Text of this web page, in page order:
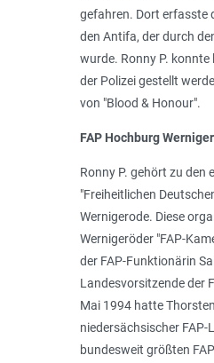
gefahren. Dort erfasste
den Antifa, der durch
wurde. Ronny P.
der Polizei gestellt
von "Blood & Honour".
FAP Hochburg
Ronny P. gehört zu den
"Freiheitlichen
Wernigerode. Diese
Wernigeröder "FAP-
der FAP-Funktionärin
Landesvorsitzende der
Mai 1994 hatte
niedersächsischer
bundesweit größten